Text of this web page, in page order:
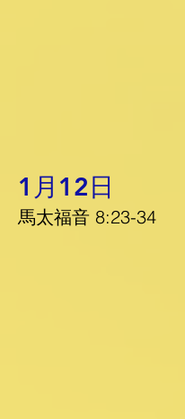
1月12日
馬太福音 8:23-34